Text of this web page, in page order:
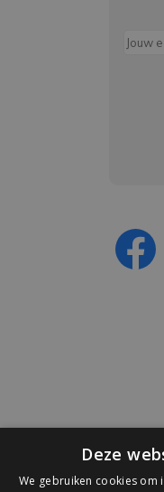
Deze
We gebruiken cookies